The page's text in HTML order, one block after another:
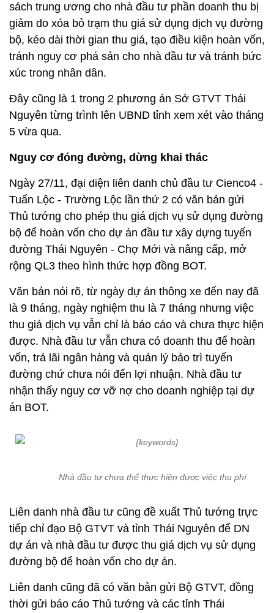
sách trung ương cho nhà đầu tư phần doanh thu bị
giảm do xóa bỏ trạm thu giá sử dụng dịch vụ đường
bộ, kéo dài thời gian thu giá, tạo điều kiện hoàn vốn,
tránh nguy cơ phá sản cho nhà đầu tư và tránh bức
xúc trong nhân dân.
Đây cũng là 1 trong 2 phương án Sở GTVT Thái
Nguyên từng trình lên UBND tỉnh xem xét vào tháng
5 vừa qua.
Nguy cơ đóng đường, dừng khai thác
Ngày 27/11, đại diện liên danh chủ đầu tư Cienco4 -
Tuấn Lộc - Trường Lộc lần thứ 2 có văn bản gửi
Thủ tướng cho phép thu giá dịch vụ sử dụng đường
bộ để hoàn vốn cho dự án đầu tư xây dựng tuyến
đường Thái Nguyên - Chợ Mới và nâng cấp, mở
rộng QL3 theo hình thức hợp đồng BOT.
Văn bản nói rõ, từ ngày dự án thông xe đến nay đã
là 9 tháng, ngày nghiệm thu là 7 tháng nhưng việc
thu giá dịch vụ vẫn chỉ là báo cáo và chưa thực hiện
được. Nhà đầu tư vẫn chưa có doanh thu để hoàn
vốn, trả lãi ngân hàng và quản lý bảo trì tuyến
đường chứ chưa nói đến lợi nhuận. Nhà đầu tư
nhận thấy nguy cơ vỡ nợ cho doanh nghiệp tại dự
án BOT.
Nhà đầu tư chưa thể thực hiện được việc thu phí
Liên danh nhà đầu tư cũng đề xuất Thủ tướng trực
tiếp chỉ đạo Bộ GTVT và tỉnh Thái Nguyên để DN
dự án và nhà đầu tư được thu giá dịch vụ sử dụng
đường bộ để hoàn vốn cho dự án.
Liên danh cũng đã có văn bản gửi Bộ GTVT, đồng
thời gửi báo cáo Thủ tướng và các tỉnh Thái